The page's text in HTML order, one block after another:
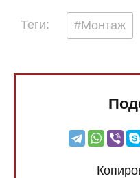
Теги: #Монтаж